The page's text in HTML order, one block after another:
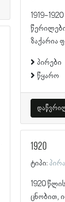
1919-
ზაქარია
პირები
წყარო
1920
ტიპი:
1920
ცნობით,